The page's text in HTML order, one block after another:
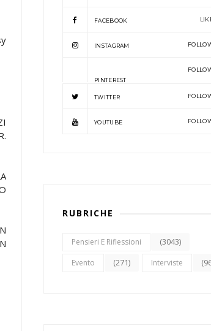
FACEBOOK
INSTAGRAM
PINTEREST
TWITTER
YOUTUBE
RUBRICHE
Pensieri E Riflessioni (3043)
Evento (271) Interviste